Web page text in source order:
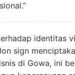
identitas
sign
di Gowa, ini